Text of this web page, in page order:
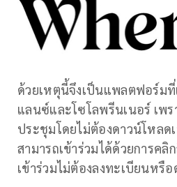
ด้วยเหตุนี้จึงเป็นแพลตฟอร์ม
แลนซ์และโซโลพรีนเนอร์ เพ
ประชุมโดยไม่ต้องดาวน์โหล
สามารถเข้าร่วมได้ด้วยการค
เข้าร่วมไม่ต้องลงทะเบียนหรื